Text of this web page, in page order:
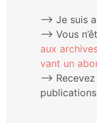
⟶ Je suis
⟶ Vous
aux
vant un
⟶ Rece­vez